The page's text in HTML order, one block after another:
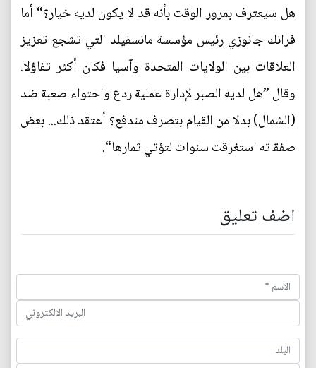
هل سيعترف بمرور الوقت بأنه قد لا يكون لديه خيار؟“ أما
فرانك جانوزي رئيس مؤسسة مانسفيلد التي تشجع تعزيز
العلاقات بين الولايات المتحدة وآسيا فكان أكثر تفاؤلا.
وقال ”هل لديه الصبر لإدارة عملية ردع واحتواء صعبة ضد
(الشمال) بدلا من القيام بتصرف مندفع؟ أعتقد ذلك... بعض
صفقاته استغرقت سنوات لتؤتي ثمارها“.
اضف تعليق